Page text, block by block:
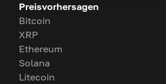
Preisvorhersagen
Bitcoin
XRP
Ethereum
Solana
Litecoin